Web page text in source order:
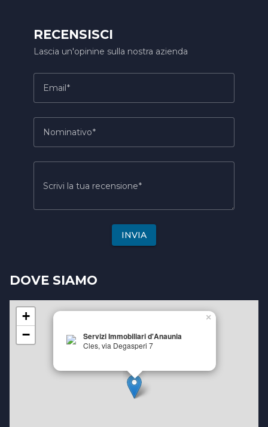
RECENSISCI
Lascia un'opinine sulla nostra azienda
Email
Nominativo
Scrivi la tua recensione
INVIA
DOVE SIAMO
Servizi Immobiliari d'Anaunia
Cles, via Degasperi 7
×
+
−